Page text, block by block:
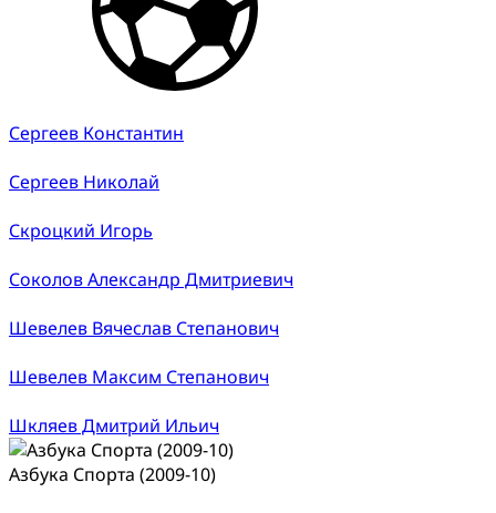
Сергеев Константин
Сергеев Николай
Скроцкий Игорь
Соколов Александр Дмитриевич
Шевелев Вячеслав Степанович
Шевелев Максим Степанович
Шкляев Дмитрий Ильич
Азбука Спорта (2009-10)